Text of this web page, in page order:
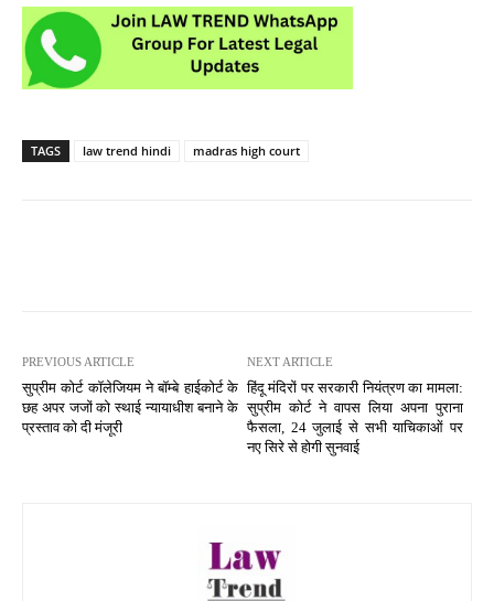
TAGS law trend hindi madras high court
PREVIOUS ARTICLE
सुप्रीम कोर्ट कॉलेजियम ने बॉम्बे हाईकोर्ट के
छह अपर जजों को स्थाई न्यायाधीश बनाने के
प्रस्ताव को दी मंजूरी
NEXT ARTICLE
हिंदू मंदिरों पर सरकारी नियंत्रण का मामला:
सुप्रीम कोर्ट ने वापस लिया अपना पुराना
फैसला, 24 जुलाई से सभी याचिकाओं पर
नए सिरे से होगी सुनवाई